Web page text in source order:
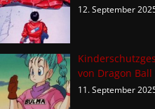
12. September
von Dragon Ball
11. September